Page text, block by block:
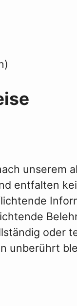
unserem
entfalten
oder
unberührt